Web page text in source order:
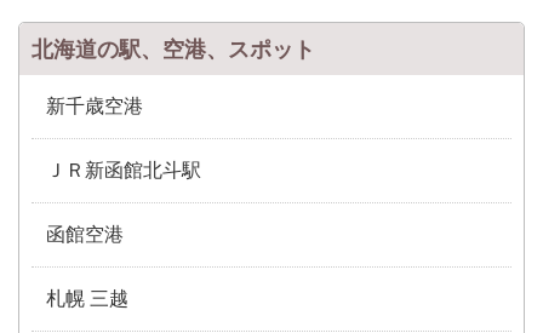
北海道の駅、空港、スポット
新千歳空港
ＪＲ新函館北斗駅
函館空港
札幌 三越